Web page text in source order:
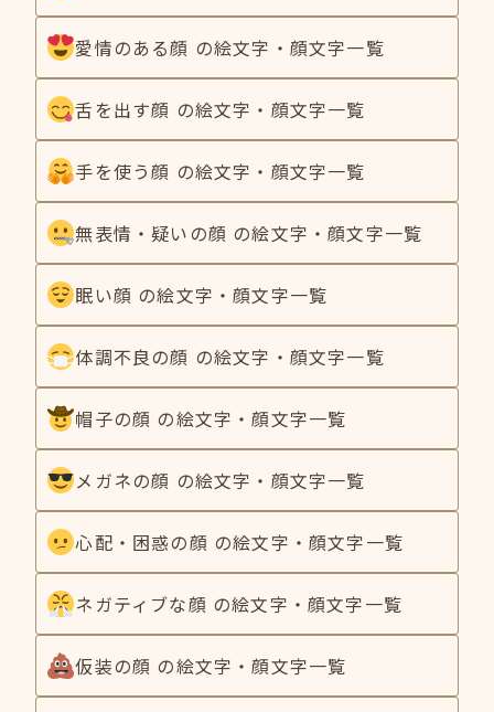
愛情のある顔 の絵文字・顔文字一覧
舌を出す顔 の絵文字・顔文字一覧
手を使う顔 の絵文字・顔文字一覧
無表情・疑いの顔 の絵文字・顔文字一覧
眠い顔 の絵文字・顔文字一覧
体調不良の顔 の絵文字・顔文字一覧
帽子の顔 の絵文字・顔文字一覧
メガネの顔 の絵文字・顔文字一覧
心配・困惑の顔 の絵文字・顔文字一覧
ネガティブな顔 の絵文字・顔文字一覧
仮装の顔 の絵文字・顔文字一覧